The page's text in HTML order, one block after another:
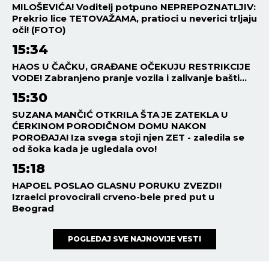
MILOŠEVIĆA! Voditelj potpuno NEPREPOZNATLJIV:
Prekrio lice TETOVAŽAMA, pratioci u neverici trljaju
oči! (FOTO)
15:34
HAOS U ČAČKU, GRAĐANE OČEKUJU RESTRIKCIJE
VODE! Zabranjeno pranje vozila i zalivanje bašti...
15:30
SUZANA MANČIĆ OTKRILA ŠTA JE ZATEKLA U
ĆERKINOM PORODIČNOM DOMU NAKON
POROĐAJA! Iza svega stoji njen ZET - zaledila se
od šoka kada je ugledala ovo!
15:18
HAPOEL POSLAO GLASNU PORUKU ZVEZDI!
Izraelci provocirali crveno-bele pred put u
Beograd
POGLEDAJ SVE NAJNOVIJE VESTI